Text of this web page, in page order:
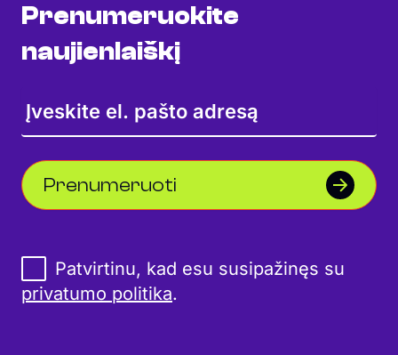
Prenumeruokite
naujienlaiškį
Prenumeruoti
Patvirtinu, kad esu susipažinęs su
privatumo politika.